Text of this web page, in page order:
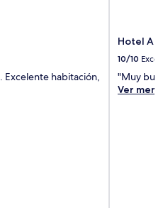
Excelente habitación,
Hotel
10/10
"Muy
Ver